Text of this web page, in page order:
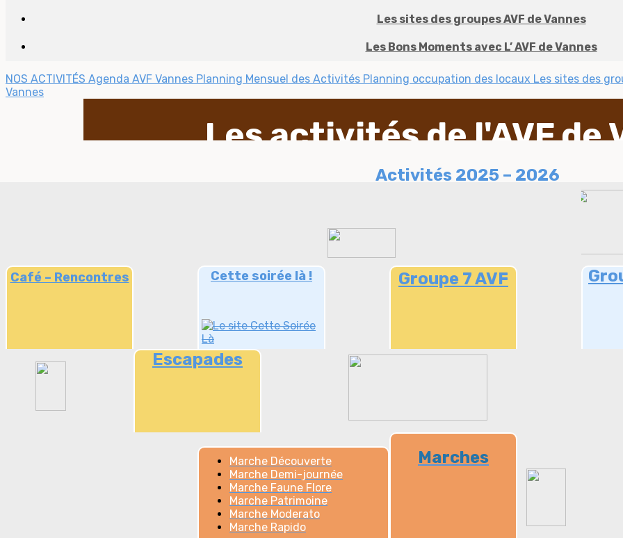
Les sites des groupes AVF de Vannes
Les Bons Moments avec L’ AVF de Vannes
NOS ACTIVITÉS Agenda AVF Vannes Planning Mensuel des Activités Planning occupation des locaux Les sites des
Vannes
Les activités de l'AVF de
Activités 2025 – 2026
Café – Rencontres Cette soirée là ! Groupe 7 AVF
Escapades
Marche Découverte
Marche Demi-journée
Marche Faune Flore
Marche Patrimoine
Marche Moderato
Marche Rapido
Marches